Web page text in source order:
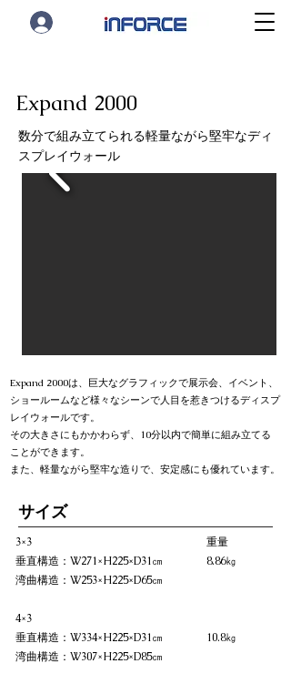
Expand 2000
数分で組み立てられる軽量ながら堅牢なディ
スプレイウォール
Expand 2000は、巨大なグラフィックで展示会、イベント、
ショールームなど様々なシーンで人目を惹きつけるディスプ
レイウォールです。
その大きさにもかかわらず、10分以内で簡単に組み立てる
ことができます。
また、軽量ながら堅牢な造りで、安定感にも優れています。
​サイズ
3×3 重量
垂直構造：W271×H225×D31㎝ 8.86㎏
湾曲構造：W253×H225×D65㎝
4×3
垂直構造：W334×H225×D31㎝ 10.8㎏
湾曲構造：W307×H225×D85㎝